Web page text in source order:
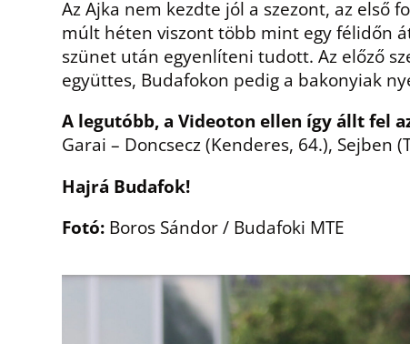
Az Ajka nem kezdte jól a szezont, az első
múlt héten viszont több mint egy félidőn
szünet után egyenlíteni tudott. Az előző
együttes, Budafokon pedig a bakonyiak
A legutóbb, a Videoton ellen így állt fel
Garai – Doncsecz (Kenderes, 64.), Sejben
Hajrá Budafok!
Fotó: Boros Sándor / Budafoki MTE